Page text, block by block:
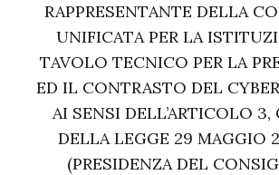
RAPPRESENTANTE DELLA
UNIFICATA PER LA
TAVOLO TECNICO PER LA
ED IL CONTRASTO DEL
AI SENSI DELL’ARTICOLO 3,
DELLA LEGGE 29 MAGGIO
(PRESIDENZA DEL